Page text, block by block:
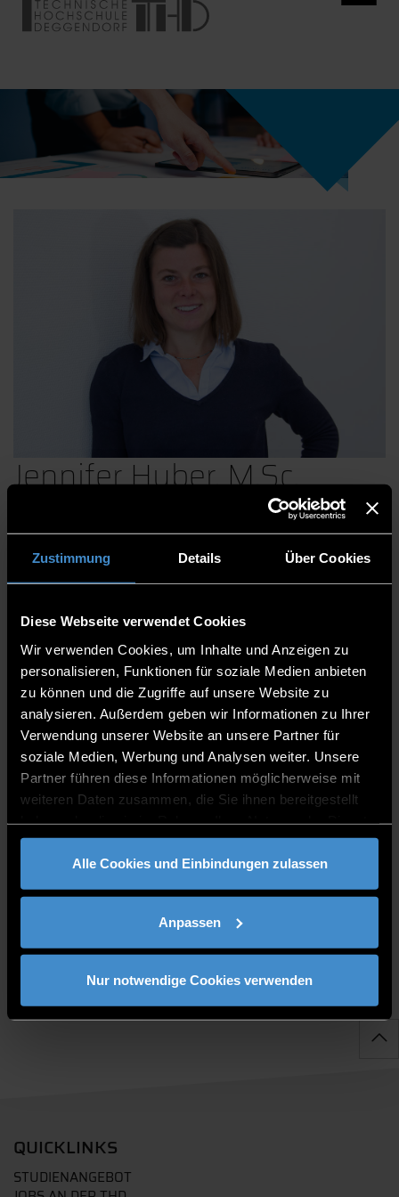
Zustimmung Details Über Cookies
Diese Webseite verwendet Cookies
Wir verwenden Cookies, um Inhalte und Anzeigen zu
personalisieren, Funktionen für soziale Medien anbieten
zu können und die Zugriffe auf unsere Website zu
analysieren. Außerdem geben wir Informationen zu Ihrer
Verwendung unserer Website an unsere Partner für
soziale Medien, Werbung und Analysen weiter. Unsere
Partner führen diese Informationen möglicherweise mit
weiteren Daten zusammen, die Sie ihnen bereitgestellt
gesammelt haben.
Alle Cookies und Einbindungen zulassen
Anpassen
Nur notwendige Cookies verwenden
Jennifer Huber, M.Sc.
Fakultät European Campus Rottal-Inn
Mitarbeitende
Laboringenieurin
Laboringenieurin für den Studiengang Bauprodukte-
und prozesse
EC.B. 1.13
0991/3615-8861
PUBLIKATIONEN
QUICKLINKS
STUDIENANGEBOT